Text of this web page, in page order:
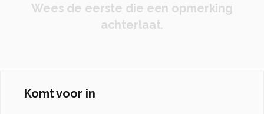
Wees de eerste die een opmerking
achterlaat.
Komt voor in